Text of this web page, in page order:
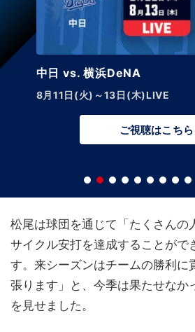
8月14日
松尾は球団を通じて「たくさんの
サイクル安打を達成することがで
す。来シーズンはチームの勝利に
張ります」と、今季は果たせなか
を見せました。